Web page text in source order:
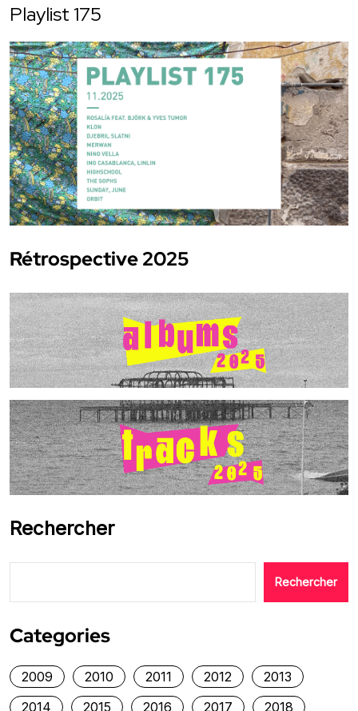
Playlist 175
Rétrospective 2025
Rechercher
Rechercher
Categories
2009 2010 2011 2012
2013
2014
2015 2016 2017 2018